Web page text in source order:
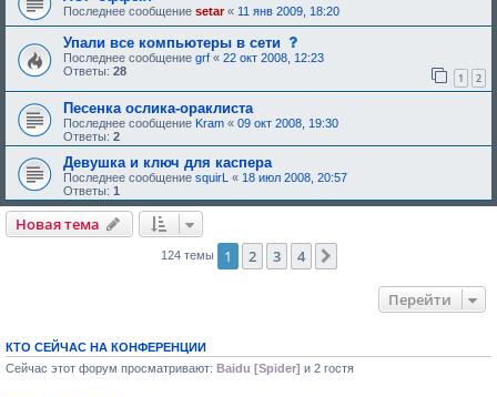
б
р
е
н
и
Последнее сообщение setar« 11 янв 2009, 18:20
Упали все компьютеры в сети
о
щ
и
е
т
е
ю
щ
е
е
н
Последнее сообщение grf « 22 окт 2008, 12:23
Ответы: 28 1 2
Песенка ослика-ораклиста
Последнее сообщение Kram « 09 окт 2008, 19:30
Ответы: 2
Девушка и ключ для каспера
Последнее сообщение squirL « 18 июл 2008, 20:57
Ответы: 1
Новая тема
124 темы 1 2 3 4
Перейти
КТО СЕЙЧАС НА КОНФЕРЕНЦИИ
Сейчас этот форум просматривают: Baidu [Spider] и 2 гостя